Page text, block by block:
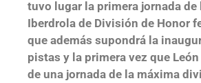
tuvo lugar la primera jornada de
Iberdrola de División de Honor
que además supondrá la
pistas y la primera vez que
de una jornada de la máxima